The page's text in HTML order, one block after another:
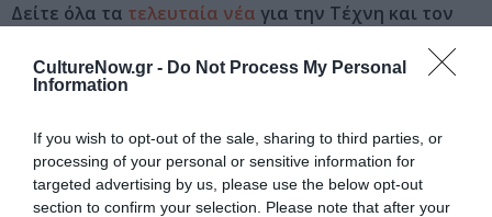
CultureNow.gr - Do Not Process My Personal
Information
If you wish to opt-out of the sale, sharing to third parties, or
processing of your personal or sensitive information for
targeted advertising by us, please use the below opt-out
section to confirm your selection. Please note that after your
Δείτε όλα τα τελευταία νέα για την Τέχνη και τον
Νέοι Διαγωνισμοί
Tags
ΝΕΕΣ ΤΑΙΝΙΕΣ - ΤΑΙΝΙΕΣ ΤΗΣ ΕΒΔΟΜΑΔΑΣ ΞΕΝΕΣ ΤΑΙΝΙΕΣ